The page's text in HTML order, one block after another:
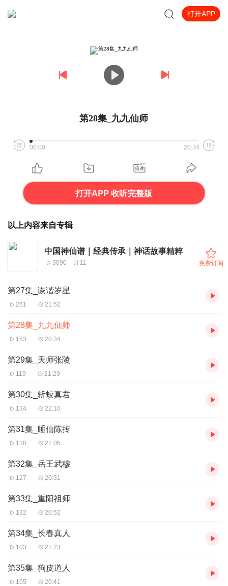
打开APP
第28集_九九仙师
00:00 20:34
打开APP 收听完整版
以上内容来自专辑
中国神仙谱｜经典传承｜神话故事精粹
3090 11 免费订阅
第27集_诙谐岁星
261 21:52
第28集_九九仙师
153 20:34
第29集_天师张陵
119 21:29
第30集_斩蛟真君
134 22:10
第31集_睡仙陈抟
130 21:05
第32集_岳王武穆
127 20:31
第33集_重阳祖师
132 20:52
第34集_长春真人
103 21:23
第35集_狗皮道人
105 20:41